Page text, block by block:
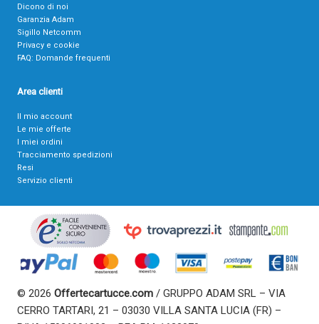
Dicono di noi
Garanzia Adam
Sigillo Netcomm
Privacy e cookie
FAQ: Domande frequenti
Area clienti
Il mio account
Le mie offerte
I miei ordini
Tracciamento spedizioni
Resi
Servizio clienti
© 2026 Offertecartucce.com / GRUPPO ADAM SRL – VIA
CERRO TARTARI, 21 – 03030 VILLA SANTA LUCIA (FR) –